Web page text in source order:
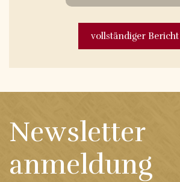
vollständiger Bericht
Newsletter
anmeldung